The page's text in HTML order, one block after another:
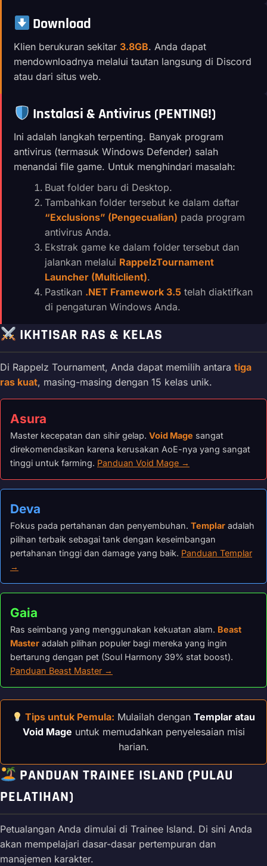
Download
Klien berukuran sekitar 3.8GB. Anda dapat
mendownloadnya melalui tautan langsung di Discord
atau dari situs web.
Instalasi & Antivirus (PENTING!)
Ini adalah langkah terpenting. Banyak program
antivirus (termasuk Windows Defender) salah
menandai file game. Untuk menghindari masalah:
Buat folder baru di Desktop.
Tambahkan folder tersebut ke dalam daftar
“Exclusions” (Pengecualian) pada program
antivirus Anda.
Ekstrak game ke dalam folder tersebut dan
jalankan melalui RappelzTournament
Launcher (Multiclient).
Pastikan .NET Framework 3.5 telah diaktifkan
di pengaturan Windows Anda.
IKHTISAR RAS & KELAS
Di Rappelz Tournament, Anda dapat memilih antara tiga
ras kuat, masing-masing dengan 15 kelas unik.
Asura
Master kecepatan dan sihir gelap. Void Mage sangat
direkomendasikan karena kerusakan AoE-nya yang sangat
tinggi untuk farming. Panduan Void Mage →
Deva
Fokus pada pertahanan dan penyembuhan. Templar adalah
pilihan terbaik sebagai tank dengan keseimbangan
pertahanan tinggi dan damage yang baik. Panduan Templar
→
Gaia
Ras seimbang yang menggunakan kekuatan alam. Beast
Master adalah pilihan populer bagi mereka yang ingin
bertarung dengan pet (Soul Harmony 39% stat boost).
Panduan Beast Master →
Tips untuk Pemula: Mulailah denganTemplar atau
Void Mage untuk memudahkan penyelesaian misi
harian.
PANDUAN TRAINEE ISLAND (PULAU
PELATIHAN)
Petualangan Anda dimulai di Trainee Island. Di sini Anda
akan mempelajari dasar-dasar pertempuran dan
manajemen karakter.